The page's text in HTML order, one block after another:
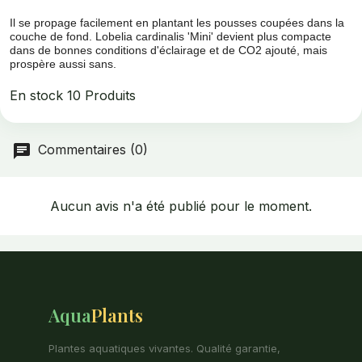
Il se propage facilement en plantant les pousses coupées dans la
couche de fond. Lobelia cardinalis 'Mini' devient plus compacte
dans de bonnes conditions d'éclairage et de CO2 ajouté, mais
prospère aussi sans.
En stock 10 Produits
Commentaires (0)
Aucun avis n'a été publié pour le moment.
AquaPlants
Plantes aquatiques vivantes. Qualité garantie,